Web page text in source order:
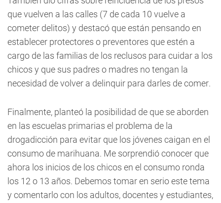
que vuelven a las calles (7 de cada 10 vuelve a
cometer delitos) y destacó que están pensando en
establecer protectores o preventores que estén a
cargo de las familias de los reclusos para cuidar a los
chicos y que sus padres o madres no tengan la
necesidad de volver a delinquir para darles de comer.
Finalmente, planteó la posibilidad de que se aborden
en las escuelas primarias el problema de la
drogadicción para evitar que los jóvenes caigan en el
consumo de marihuana. Me sorprendió conocer que
ahora los inicios de los chicos en el consumo ronda
los 12 o 13 años. Debemos tomar en serio este tema
y comentarlo con los adultos, docentes y estudiantes,